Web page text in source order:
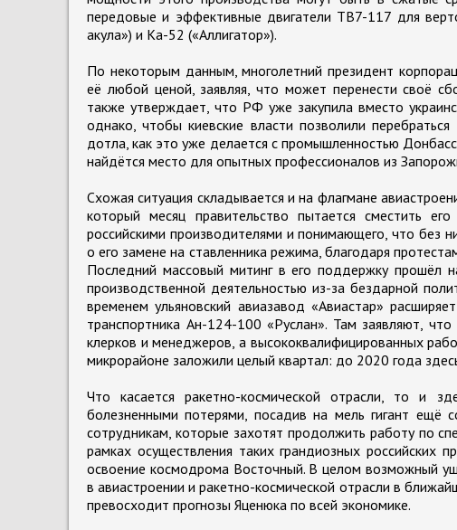
передовые и эффективные двигатели ТВ7-117 для
акула») и Ка-52 («Аллигатор»).
По некоторым данным, многолетний президент
её любой ценой, заявляя, что может перенести своё
также утверждает, что РФ уже закупила вместо
однако, чтобы киевские власти позволили
дотла, как это уже делается с промышленностью
найдётся место для опытных профессионалов из
Схожая ситуация складывается и на флагмане
который месяц правительство пытается сместить
российскими производителями и понимающего, что без
о его замене на ставленника режима, благодаря
Последний массовый митинг в его поддержку прошёл
производственной деятельностью из-за бездарной
временем ульяновский авиазавод «Авиастар»
транспортника Ан-124-100 «Руслан». Там заявляют,
клерков и менеджеров, а высококвалифицированных
микрорайоне заложили целый квартал: до 2020 года
Что касается ракетно-космической отрасли, то и
болезненными потерями, посадив на мель гигант
сотрудникам, которые захотят продолжить работу по
рамках осуществления таких грандиозных российских
освоение космодрома Восточный. В целом возможный
в авиастроении и ракетно-космической отрасли в
превосходит прогнозы Яценюка по всей экономике.